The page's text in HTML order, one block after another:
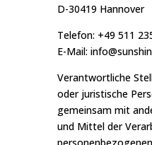
D-30419 Hannover
Telefon: +49 511
E-Mail:
Verantwortliche
oder juristische
gemeinsam mit
und Mittel der